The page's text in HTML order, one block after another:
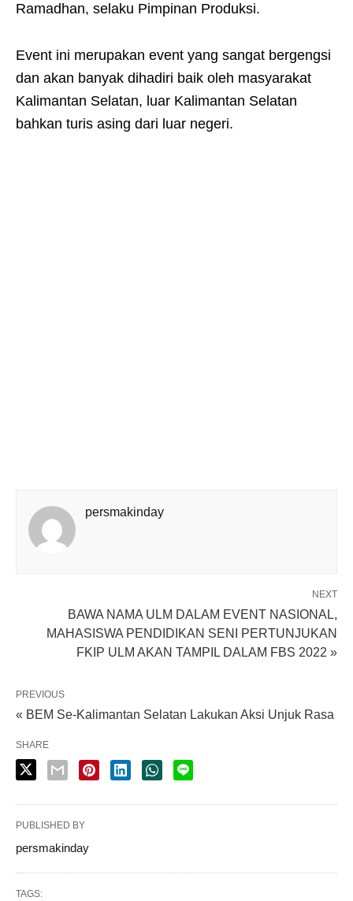
Ramadhan, selaku Pimpinan Produksi.
Event ini merupakan event yang sangat bergengsi
dan akan banyak dihadiri baik oleh masyarakat
Kalimantan Selatan, luar Kalimantan Selatan
bahkan turis asing dari luar negeri.
persmakinday
NEXT
BAWA NAMA ULM DALAM EVENT NASIONAL,
MAHASISWA PENDIDIKAN SENI PERTUNJUKAN
FKIP ULM AKAN TAMPIL DALAM FBS 2022 »
PREVIOUS
« BEM Se-Kalimantan Selatan Lakukan Aksi Unjuk Rasa
SHARE
PUBLISHED BY
persmakinday
TAGS: